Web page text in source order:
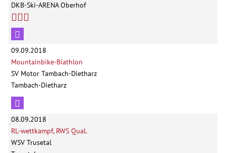
DKB-Ski-ARENA Oberhof
09.09.2018
Mountainbike-Biathlon
SV Motor Tambach-Dietharz
Tambach-Dietharz
08.09.2018
RL-wettkampf, RWS Qual.
WSV Trusetal